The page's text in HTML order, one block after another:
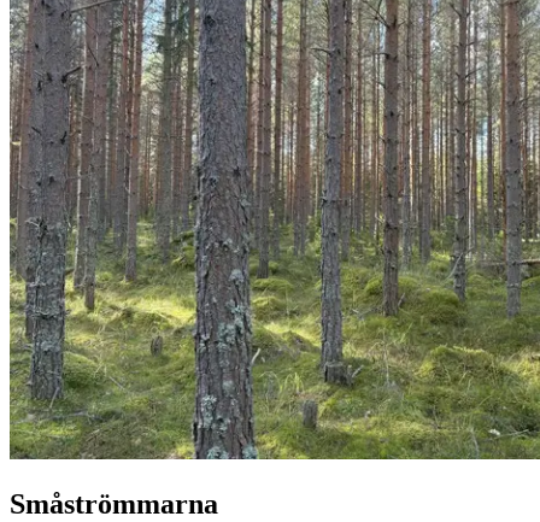
Småströmmarna